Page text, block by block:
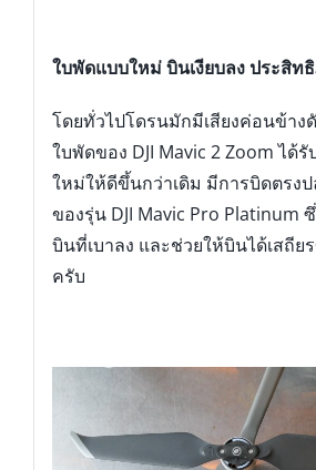
ใบพัดแบบใหม่ บินเงียบลง ประสิท
โดยทั่วไปโดรนมักมีเสียงค่อนข้าง
ใบพัดของ DJI Mavic 2 Zoom ได้
ใหม่ให้ดีขึ้นกว่าเดิม มีการบิดตรง
ของรุ่น DJI Mavic Pro Platinum
บินที่เบาลง และช่วยให้บินได้เสถี
ครับ